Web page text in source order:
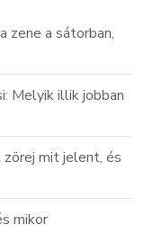
zene a sátorban,
Melyik illik jobban
mit jelent, és
mikor